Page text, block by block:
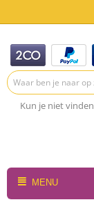
Kun je niet
MENU